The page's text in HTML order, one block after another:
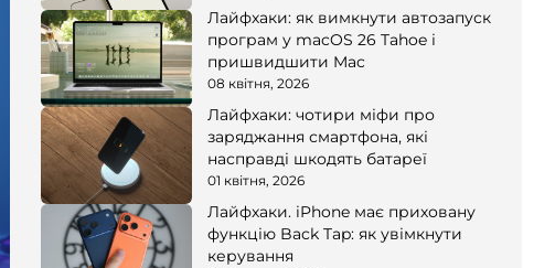
Лайфхаки: як вимкнути автозапуск
програм у macOS 26 Tahoe і
пришвидшити Mac
08 квітня, 2026
Лайфхаки: чотири міфи про
заряджання смартфона, які
насправді шкодять батареї
01 квітня, 2026
Лайфхаки. iPhone має приховану
функцію Back Tap: як увімкнути
керування